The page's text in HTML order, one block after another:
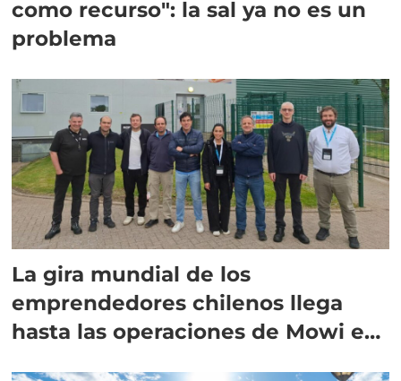
como recurso": la sal ya no es un
problema
La gira mundial de los
emprendedores chilenos llega
hasta las operaciones de Mowi en